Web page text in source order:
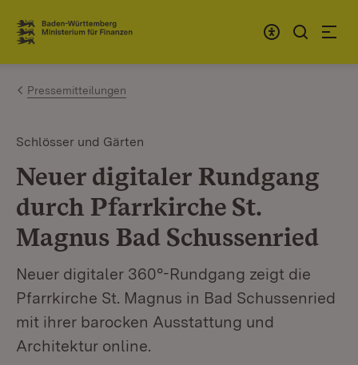
Zum Inhalt springen
Link zur Startseite
Pressemitteilungen
Schlösser und Gärten
Neuer digitaler Rundgang
durch Pfarrkirche St.
Magnus Bad Schussenried
Neuer digitaler 360°-Rundgang zeigt die
Pfarrkirche St. Magnus in Bad Schussenried
mit ihrer barocken Ausstattung und
Architektur online.